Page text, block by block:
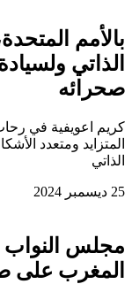
بالأمم
الذاتي
صحرائه
كريم اعويفية في
المتزايد ومتعدد
الذاتي
25 ديسمبر 2024
مجلس النواب
المغرب على